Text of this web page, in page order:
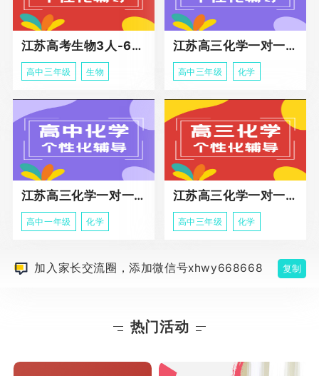
江苏高考生物3人-6人小班助力课程
高中三年级 生物
江苏高三化学一对一个性化冲刺辅导
高中三年级 化学
江苏高三化学一对一个性化辅导
高中一年级 化学
江苏高三化学一对一冲刺辅导课程
高中三年级 化学
加入家长交流圈，添加微信号xhwy668668 复制
热门活动